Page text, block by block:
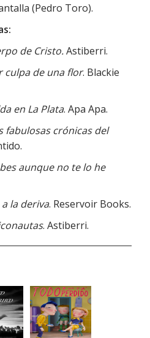
(Pedro Toro).
de Cristo.Astiberri.
culpa de una flor. Blackie
en La Plata. Apa Apa.
fabulosas crónicas del
aunque no te lo he
la deriva. Reservoir Books.
. Astiberri.